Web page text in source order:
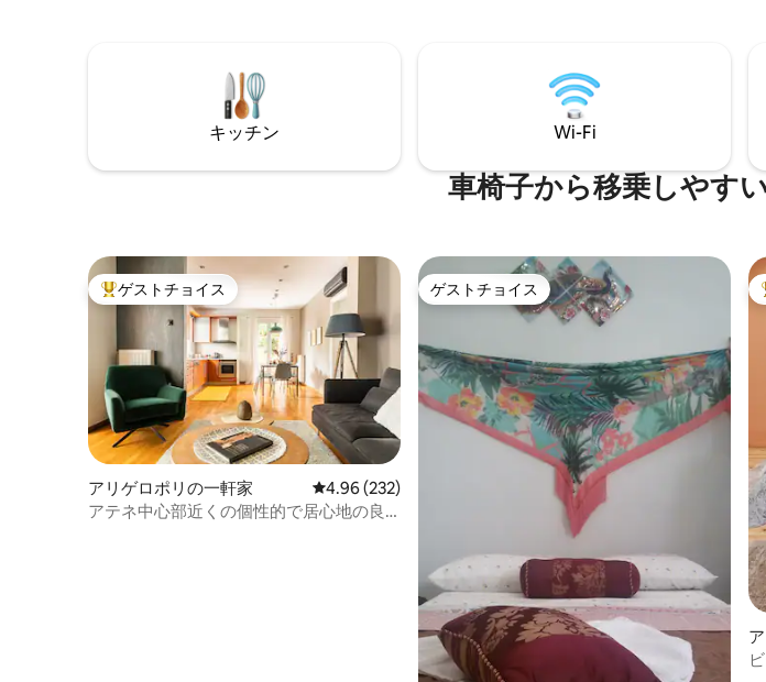
ク、ギャラリーに囲まれ、市内のすべて
の歴史的な場所まで徒歩圏内です！ 5つ星
のアメニティ、高い天井、絶対的に壮大
なシャンデリアと金色の鏡、そして通り
みください！ アパート： 1928年に建てら
適さを備えています。 居心地の良いレス
トラン、カフェ、ワインバー、おしゃれ
なブティックに近く、シンタグマ地下鉄
駅から徒歩5分、キクラデス美術館から徒
歩3分です！ 1928年に建てられたこの建物
は、ギリシャ新古典主義様式の宝石とみ
なされています。 アテネの歴史的建造物
の1つとしての地位を反映するために、繊
細に修復されています。 すべてのアメニ
ティは5つ星ホテルに匹敵します！ 詳細は
こちらをご確認ください：
athensluxuryhomes.com 1階には明るく
風通しの良い寝室（ダブルベッド）が2部
という3つの単純な理由でこの家に引き寄
せられるでしょう！ アテネで訪れたいほ
とんどすべての場所から徒歩圏内にあり
す。すぐ外には快適な座席があるパティ
オがあり、また、外のバーというユニー
トスの丘の素晴らしい景色を楽しむこと
ができます。 1階は、クイーンサイズベッ
ドを備えた広々としたマスターベッドル
ームで構成されています。 木製の階段を
上ると屋根裏部屋があり、シングルベッ
ドが1台あります。 屋根裏部屋と主寝室は
視界が合います。 家の下の階、リビング
ルームの下には、ワインボトルと家の基
礎のむき出しのレンガが完備されたワイ
ンセラーがあります。 ここを訪れること
を選択された場合、私たちの言うことに
同意していただけると思います。ここを
アクロポリス・コージーハウスと名付け
たのには理由があります！ 温かく、おも
てなしの心のある滞在と、本当に思い出
に残る休暇をお約束します！ ゲストは宿
泊施設全体をプライバシーを確保してご
利用いただけます。 ご到着後、お出迎え
して家をご案内します。 ご滞在中は、ご
不明な点がございましたら、お気軽にお
問い合わせください。また、訪れる価値
キッチン Wi-Fi
車椅子から移乗しやす
大好評のゲストチョイスです。
ゲストチョイス
アリゲロポリの一軒家 レビュー232件、5つ星中4.96つ星の平均評価
4.96 (232)
アテネ中心部近くの個性的で居心地の良
ゲストチョイス
ゲストチョイス